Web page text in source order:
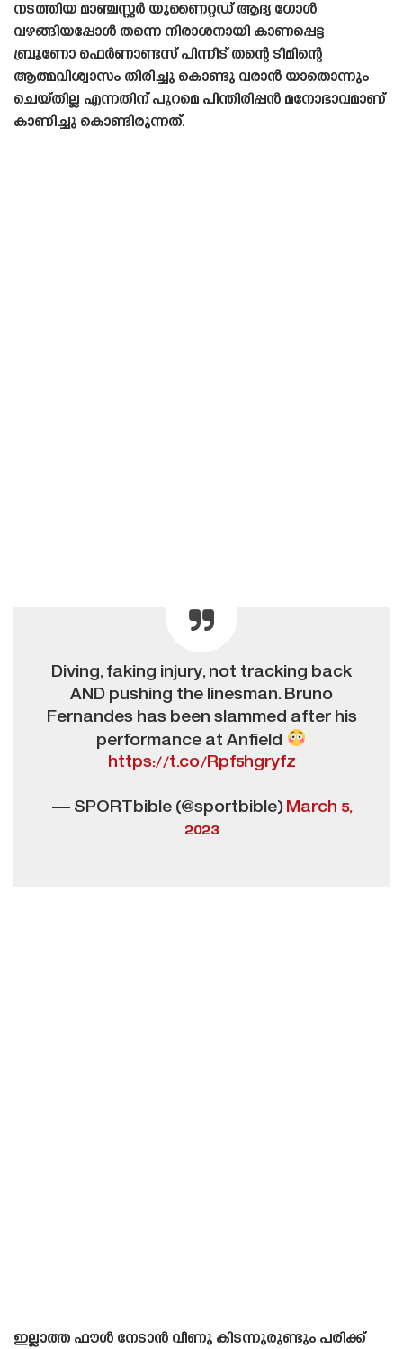
നടത്തിയ മാഞ്ചസ്റ്റർ യുണൈറ്റഡ് ആദ്യ ഗോൾ
വഴങ്ങിയപ്പോൾ തന്നെ നിരാശനായി കാണപ്പെട്ട
ബ്രൂണോ ഫെർണാണ്ടസ് പിന്നീട് തന്റെ ടീമിന്റെ
ആത്മവിശ്വാസം തിരിച്ചു കൊണ്ടു വരാൻ യാതൊന്നും
ചെയ്‌തില്ല എന്നതിന് പുറമെ പിന്തിരിപ്പൻ മനോഭാവമാണ്
കാണിച്ചു കൊണ്ടിരുന്നത്.
Diving, faking injury, not tracking back
AND pushing the linesman. Bruno
Fernandes has been slammed after his
performance at Anfield
https://t.co/Rpf5hgryfz
— SPORTbible (@sportbible)March 5,
2023
ഇല്ലാത്ത ഫൗൾ നേടാൻ വീണു കിടന്നുരുണ്ടും പരിക്ക്